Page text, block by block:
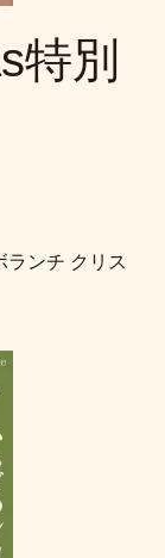
別
ランチ クリス